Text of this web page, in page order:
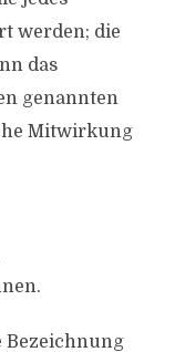
werden; die
das
genannten
Mitwirkung
Bezeichnung